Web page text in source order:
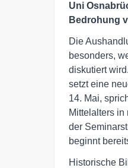
Uni
Bedrohung
Die
besonders,
diskutiert
setzt eine
14. Mai,
Mittelalters
der
beginnt
Historische